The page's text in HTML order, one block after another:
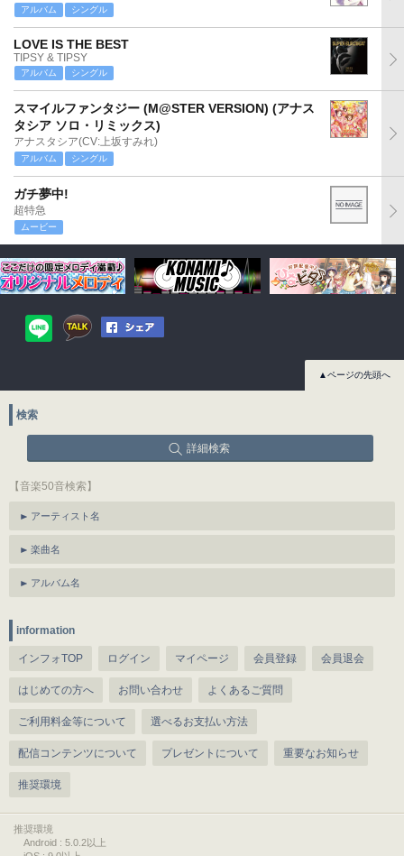
アルバム シングル
LOVE IS THE BEST
TIPSY & TIPSY
アルバム シングル
スマイルファンタジー (M@STER VERSION) (アナス
タシア ソロ・リミックス)
アナスタシア(CV:上坂すみれ)
アルバム シングル
ガチ夢中!
超特急
ムービー
▲ページの先頭へ
検索
詳細検索
【音楽50音検索】
アーティスト名
楽曲名
アルバム名
information
インフォTOP ログイン マイページ 会員登録 会員退会
はじめての方へ お問い合わせ よくあるご質問
ご利用料金等について 選べるお支払い方法
配信コンテンツについて プレゼントについて 重要なお知らせ
推奨環境
推奨環境
Android : 5.0.2以上